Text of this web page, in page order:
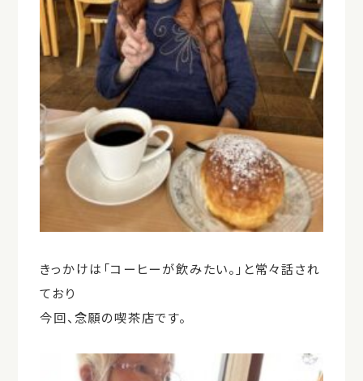
きっかけは「コーヒーが飲みたい。」と常々話され
ており
今回、念願の喫茶店です。